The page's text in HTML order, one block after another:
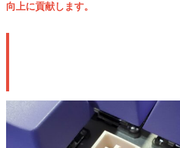
向上に貢献します。